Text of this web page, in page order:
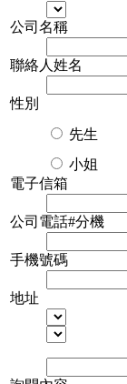
公司名稱
聯絡人姓名
性別
先生
小姐
電子信箱
公司電話#分機
手機號碼
地址